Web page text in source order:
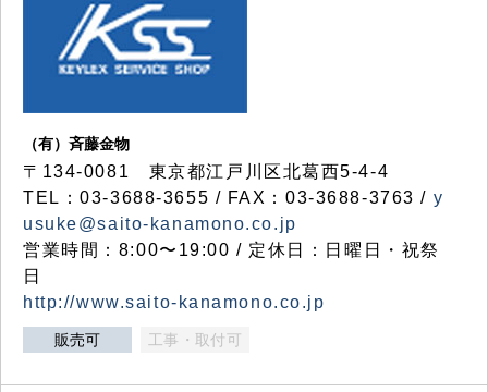
（有）斉藤金物
〒134-0081 東京都江戸川区北葛西5-4-4
TEL：03-3688-3655 / FAX：03-3688-3763 / y
usuke@saito-kanamono.co.jp
営業時間：8:00〜19:00 / 定休日：日曜日・祝祭
日
http://www.saito-kanamono.co.jp
販売可 工事・取付可